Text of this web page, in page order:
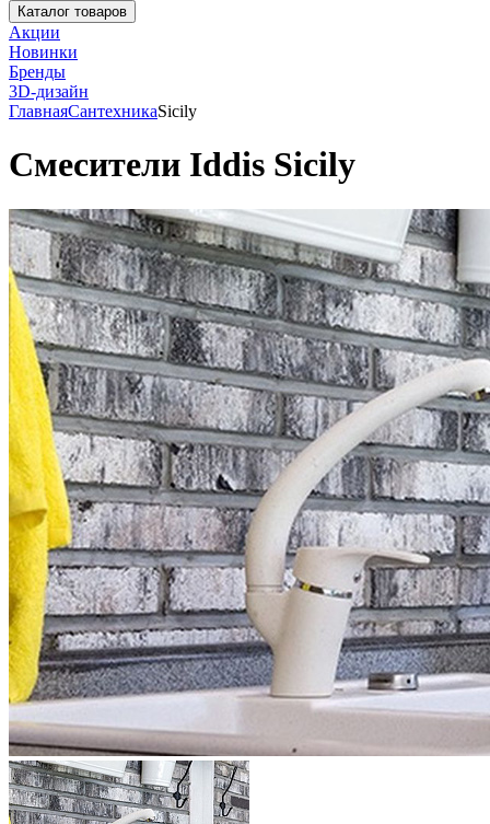
Каталог товаров
Акции
Новинки
Бренды
3D-дизайн
ГлавнаяСантехникаSicily
Смесители Iddis Sicily